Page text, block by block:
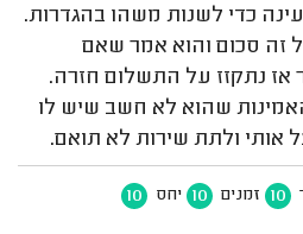
כדי לשנות משהו בהגדרות.
זה סכום והוא אמר שאם
אז נתקזז על התשלום חזרה.
שהוא לא חשב שיש לו
אותי ולתת שירות לא תואם.
10 זמנים 10 יחס 10